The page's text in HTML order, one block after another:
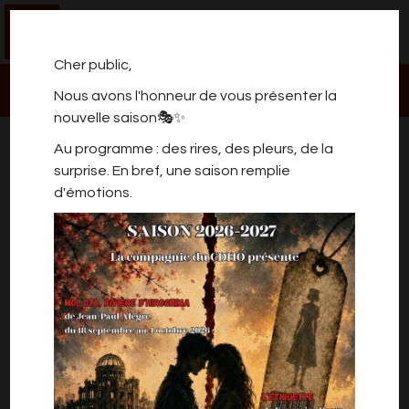
Cher public,
Nous avons l'honneur de vous présenter la
nouvelle saison🎭✨
Au programme : des rires, des pleurs, de la
surprise. En bref, une saison remplie
d'émotions.
ADIEU, MONSIEUR
HAFFMANN
De Jean-Philippe Daguerre
Mise en scène par Elise Foucart
Avec Sophie David, Frédéric Laebens, Guy
Leroy, Yves Laurent Van et Mary Widar
Paris-Mai 1942 : le port de l'étoile jaune pour les